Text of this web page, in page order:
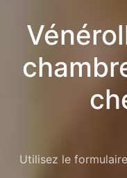
Utilisez le